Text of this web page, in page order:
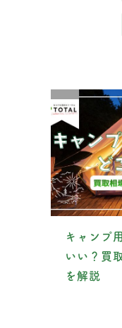
キャンプ
いい？買
を解説